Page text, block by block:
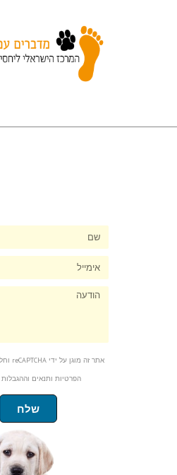
אתר זה מוגן על ידי reCAPTCHA וחלים עליו
הפרטיות ותנאים וההגבלות
שלח